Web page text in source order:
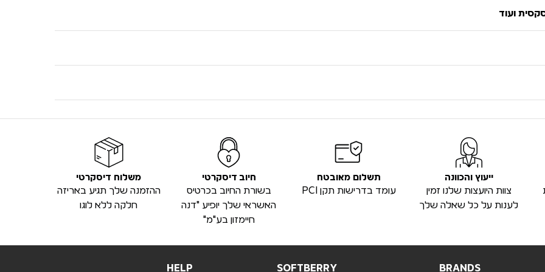
ועוד
ייעוץ והכוונה
צוות היועצות שלנו זמין
לענות על כל שאלה שלך
תשלום מאובטח
עומד בדרישות תקן PCI
חיוב דיסקרטי
בשורת החיוב בכרטיס
האשראי שלך יופיע "דנה
חיימזון בע"מ"
משלוח דיסקרטי
ההזמנה שלך תגיע באריזה
חלקה ללא לוגו
BRANDS
SOFTBERRY
HELP